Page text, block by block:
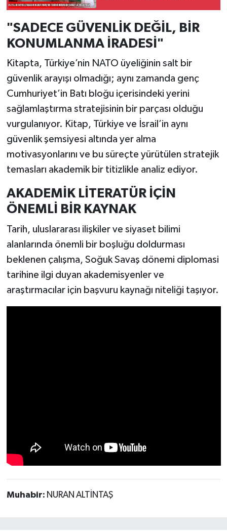
"SADECE GÜVENLİK DEĞİL, BİR
KONUMLANMA İRADESİ"
Kitapta, Türkiye’nin NATO üyeliğinin salt bir
güvenlik arayışı olmadığı; aynı zamanda genç
Cumhuriyet’in Batı bloğu içerisindeki yerini
sağlamlaştırma stratejisinin bir parçası olduğu
vurgulanıyor. Kitap, Türkiye ve İsrail’in aynı
güvenlik şemsiyesi altında yer alma
motivasyonlarını ve bu süreçte yürütülen stratejik
temasları akademik bir titizlikle analiz ediyor.
AKADEMİK LİTERATÜR İÇİN
ÖNEMLİ BİR KAYNAK
Tarih, uluslararası ilişkiler ve siyaset bilimi
alanlarında önemli bir boşluğu doldurması
beklenen çalışma, Soğuk Savaş dönemi diplomasi
tarihine ilgi duyan akademisyenler ve
araştırmacılar için başvuru kaynağı niteliği taşıyor.
Muhabir: NURAN ALTİNTAŞ